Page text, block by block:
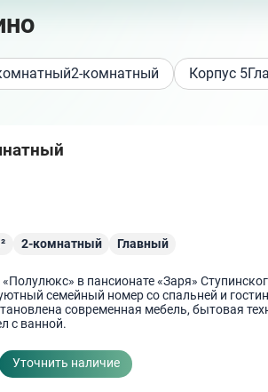
2-комнатный Корпус 5
2-комнатный Главный
в пансионате «Заря»
семейный номер со спальней и
современная мебель, бытовая
с ванной.
Уточнить наличие